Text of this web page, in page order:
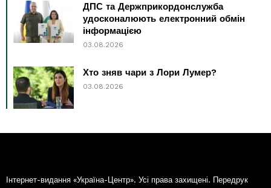
ДПС та Держприкордонслужба
удосконалюють електронний обмін
інформацією
03.08.2026
Хто зняв чари з Лори Лумер?
03.08.2026
Інтернет-видання «Україна-Центр». Усі права захищені. Передрук